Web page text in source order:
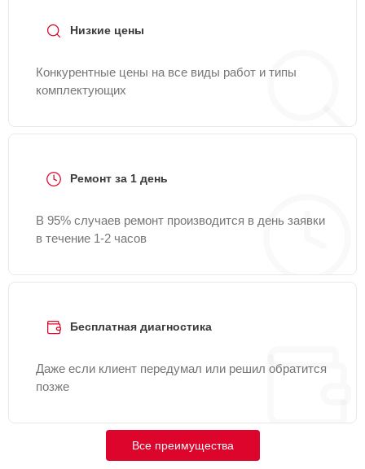
Низкие цены
Конкурентные цены на все виды работ и типы
комплектующих
Ремонт за 1 день
В 95% случаев ремонт производится в день заявки
в течение 1-2 часов
Бесплатная диагностика
Даже если клиент передумал или решил обратится
позже
Все преимущества